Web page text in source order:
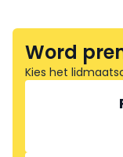
Word
Kies het